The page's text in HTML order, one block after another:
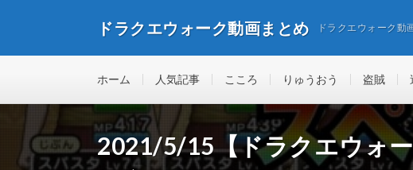
ドラクエウォーク動画まとめ ドラクエウォーク動
ホーム 人気記事 こころ りゅうおう 盗賊
2021/5/15【ドラクエウォ